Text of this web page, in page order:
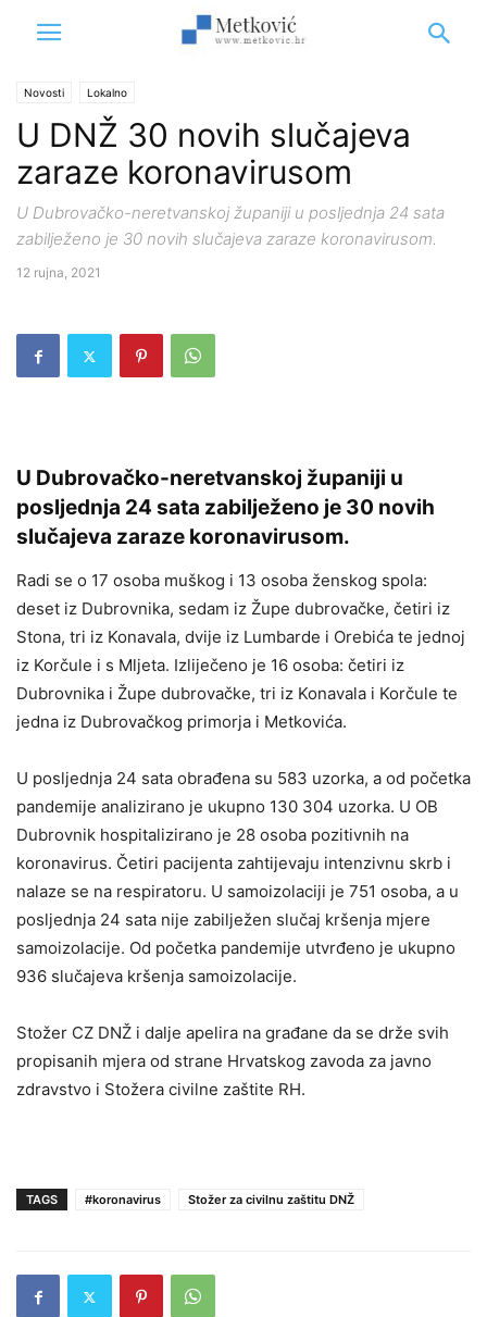
Novosti Lokalno
U DNŽ 30 novih slučajeva
zaraze koronavirusom
U Dubrovačko-neretvanskoj županiji u posljednja 24 sata
zabilježeno je 30 novih slučajeva zaraze koronavirusom.
12 rujna, 2021
U Dubrovačko-neretvanskoj županiji u
posljednja 24 sata zabilježeno je 30 novih
slučajeva zaraze koronavirusom.
Radi se o 17 osoba muškog i 13 osoba ženskog spola:
deset iz Dubrovnika, sedam iz Župe dubrovačke, četiri iz
Stona, tri iz Konavala, dvije iz Lumbarde i Orebića te jednoj
iz Korčule i s Mljeta. Izliječeno je 16 osoba: četiri iz
Dubrovnika i Župe dubrovačke, tri iz Konavala i Korčule te
jedna iz Dubrovačkog primorja i Metkovića.
U posljednja 24 sata obrađena su 583 uzorka, a od početka
pandemije analizirano je ukupno 130 304 uzorka. U OB
Dubrovnik hospitalizirano je 28 osoba pozitivnih na
koronavirus. Četiri pacijenta zahtijevaju intenzivnu skrb i
nalaze se na respiratoru. U samoizolaciji je 751 osoba, a u
posljednja 24 sata nije zabilježen slučaj kršenja mjere
samoizolacije. Od početka pandemije utvrđeno je ukupno
936 slučajeva kršenja samoizolacije.
Stožer CZ DNŽ i dalje apelira na građane da se drže svih
propisanih mjera od strane Hrvatskog zavoda za javno
zdravstvo i Stožera civilne zaštite RH.
TAGS #koronavirus Stožer za civilnu zaštitu DNŽ